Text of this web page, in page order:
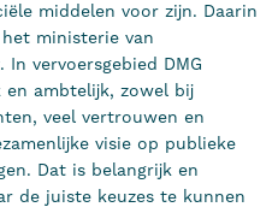
middelen voor zijn. Daarin
ministerie van
vervoersgebied DMG
ambtelijk, zowel bij
veel vertrouwen en
visie op publieke
Dat is belangrijk en
de juiste keuzes te kunnen